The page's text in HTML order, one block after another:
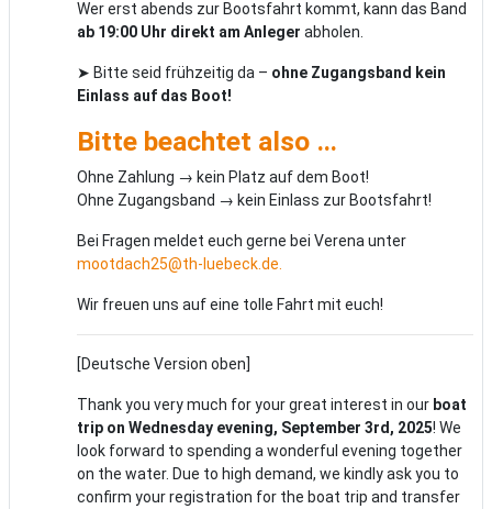
Wer erst abends zur Bootsfahrt kommt, kann das Band
ab 19:00 Uhr direkt am Anleger abholen.
➤ Bitte seid frühzeitig da – ohne Zugangsband kein
Einlass auf das Boot!
Bitte beachtet also …
Ohne Zahlung → kein Platz auf dem Boot!
Ohne Zugangsband → kein Einlass zur Bootsfahrt!
Bei Fragen meldet euch gerne bei Verena unter
mootdach25@th-luebeck.de.
Wir freuen uns auf eine tolle Fahrt mit euch!
[Deutsche Version oben]
Thank you very much for your great interest in our boat
trip on Wednesday evening, September 3rd, 2025! We
look forward to spending a wonderful evening together
on the water. Due to high demand, we kindly ask you to
confirm your registration for the boat trip and transfer